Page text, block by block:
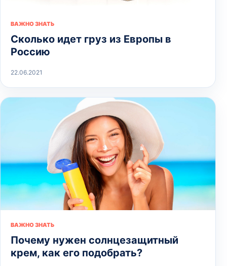
ВАЖНО ЗНАТЬ
Сколько идет груз из Европы в
Россию
22.06.2021
ВАЖНО ЗНАТЬ
Почему нужен солнцезащитный
крем, как его подобрать?